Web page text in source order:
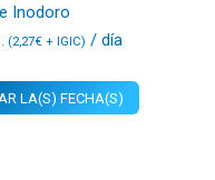
Inodoro
(2,27€ + IGIC) / día
LA(S) FECHA(S)